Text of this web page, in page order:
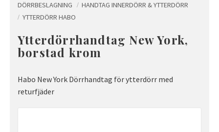
DÖRRBESLAGNING
HANDTAG INNERDÖRR & YTTERDÖRR
YTTERDÖRR HABO
Ytterdörrhandtag New York,
borstad krom
Habo New York Dörrhandtag för ytterdörr med
returfjäder